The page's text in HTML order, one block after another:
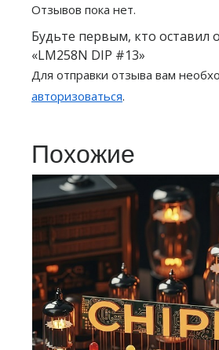
Отзывов пока нет.
Будьте первым, кто оставил
«LM258N DIP #13»
Для отправки отзыва вам
авторизоваться.
Похожие